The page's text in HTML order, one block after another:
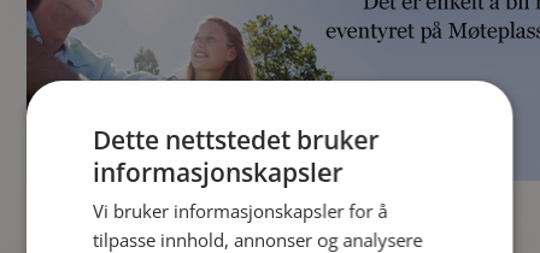
Dette nettstedet bruker
informasjonskapsler
Vi bruker informasjonskapsler for å
tilpasse innhold, annonser og analysere